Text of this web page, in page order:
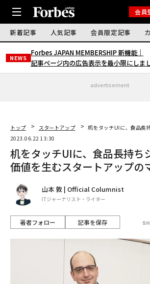
会員
新着記事 人気記事 会員限定記事
NEWS
Forbes JAPAN MEMBERSHIP 新機能｜
記事ページ内の広告表示を最小限にしま
advertisement
トップ スタートアップ
机をタッチUIに、食品長
2023.06.22 13:30
机をタッチUIに、食品長持ち
価値を生むスタートアップの
山本 敦 | Official Columnist
ITジャーナリスト・ライター
著者フォロー 記事を保存